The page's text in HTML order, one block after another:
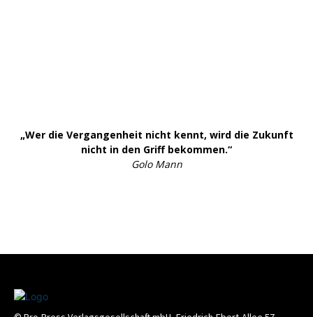
„Wer die Vergangenheit nicht kennt, wird die Zukunft
nicht in den Griff bekommen.“
Golo Mann